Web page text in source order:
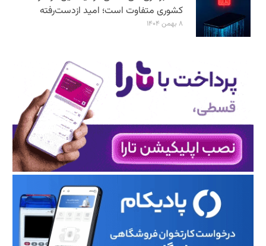
کشوری متفاوت است؛ امید ازدست‌رفته
۸ بهمن ۱۴۰۴